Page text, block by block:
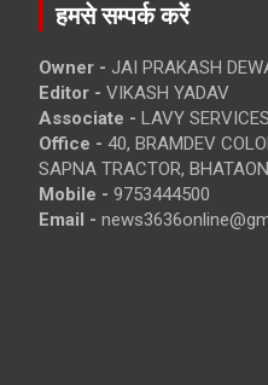
हमसे सम्पर्क करें
Owner - JAI PRAKASH
Editor - VIKASH YADAV
Associate - LAVY SERVICES
Office - 40, BRAMDEV
SAPNA TRACTOR,
Mobile - 9753444500
Email -